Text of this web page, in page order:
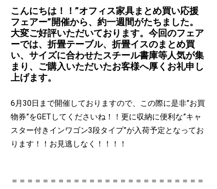
こんにちは！！”オフィス家具まとめ買い応援
フェアー”開催から、約一週間がたちました。
大変ご好評いただいております。今回のフェア
ーでは、折畳テーブル、折畳イスのまとめ買
い、サイズに合わせたスチール書庫等人気が集
まり、ご購入いただいたお客様へ厚くお礼申し
上げます。
6月30日まで開催しておりますので、この際に是非”お買
物券”をGETしてくださいね！！更に収納に便利な”キャ
スター付きインワゴン3段タイプ”が入荷予定となってお
ります！！お見逃しなく！！！！
＝＝＝＝＝＝＝＝＝＝＝＝＝＝＝＝＝＝＝＝＝＝＝＝＝